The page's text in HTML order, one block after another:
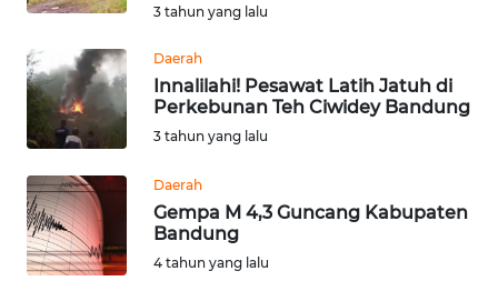
3 tahun yang lalu
Daerah
Innalilahi! Pesawat Latih Jatuh di
Perkebunan Teh Ciwidey Bandung
3 tahun yang lalu
Daerah
Gempa M 4,3 Guncang Kabupaten
Bandung
4 tahun yang lalu
WN
NUSANTARA
WN
JOGJA
WN
JATIM